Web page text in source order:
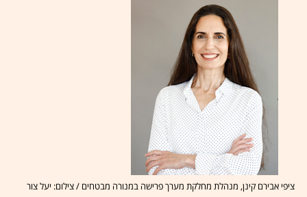
ציפי אבירם קינן, מנהלת מחלקת מערך פרישה במנורה מבטחים / צילום: יעל צור